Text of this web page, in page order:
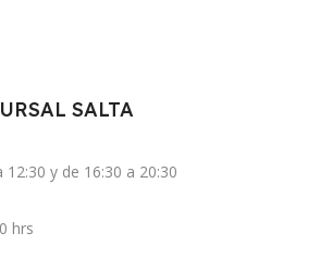
SALTA
12:30 y de 16:30 a 20:30
hrs